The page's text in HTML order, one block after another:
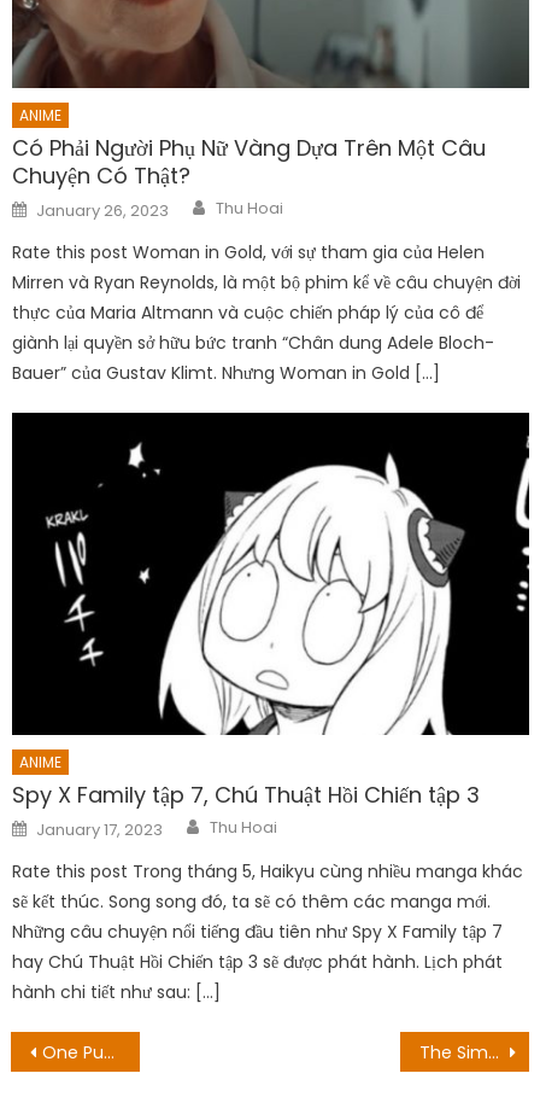
ANIME
Có Phải Người Phụ Nữ Vàng Dựa Trên Một Câu
Chuyện Có Thật?
Posted
on
January 26, 2023 Author
Thu Hoai
Rate this post Woman in Gold, với sự tham gia của Helen
Mirren và Ryan Reynolds, là một bộ phim kể về câu chuyện đời
thực của Maria Altmann và cuộc chiến pháp lý của cô để
giành lại quyền sở hữu bức tranh “Chân dung Adele Bloch-
Bauer” của Gustav Klimt. Nhưng Woman in Gold […]
ANIME
Spy X Family tập 7, Chú Thuật Hồi Chiến tập 3
Posted
on
January 17, 2023 Author
Thu Hoai
Rate this post Trong tháng 5, Haikyu cùng nhiều manga khác
sẽ kết thúc. Song song đó, ta sẽ có thêm các manga mới.
Những câu chuyện nổi tiếng đầu tiên như Spy X Family tập 7
hay Chú Thuật Hồi Chiến tập 3 sẽ được phát hành. Lịch phát
hành chi tiết như sau: […]
Post
One Punch Man Part 3 sẽ được phát hành anime The Simpsons Season 34 Episode 1 Ngày phát hành: Tóm tắt ngắn về những tranh cãi